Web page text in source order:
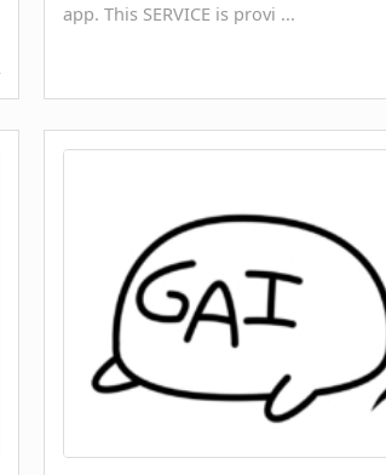
app. This SERVICE is provi ...